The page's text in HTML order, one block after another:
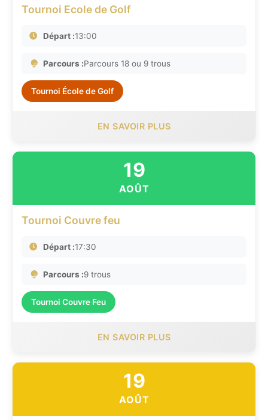
Tournoi Ecole de Golf
Départ :13:00
Parcours :Parcours 18 ou 9 trous
Tournoi École de Golf
EN SAVOIR PLUS
19
AOÛT
Tournoi Couvre feu
Départ :17:30
Parcours :9 trous
Tournoi Couvre Feu
EN SAVOIR PLUS
19
AOÛT